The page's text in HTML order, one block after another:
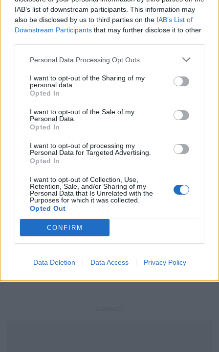
IAB’s list of downstream participants. This information may
also be disclosed by us to third parties on the IAB’s List of
Downstream Participants that may further disclose it to other
Personal Data Processing Opt Outs
I want to opt-out of the Sharing of my
personal data.
Opted In
I want to opt-out of the Sale of my
Personal Data.
Opted In
I want to opt-out of processing my
Personal Data for Targeted Advertising.
Opted In
I want to opt-out of Collection, Use,
Retention, Sale, and/or Sharing of my
Personal Data that Is Unrelated with the
Purposes for which it was collected.
Opted Out
CONFIRM
Data Deletion Data Access Privacy Policy
Ακολουθήστε το Pink.gr στο
μάθετε πρώτοιτα πιο hot νέα.
Ακολουθήστε το Pink.gr και στοInstagram